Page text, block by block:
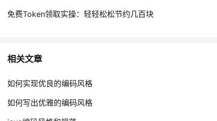
免费Token领取实操：轻轻松松节约几百块
相关文章
如何实现优良的编码风格
如何写出优雅的编码风格